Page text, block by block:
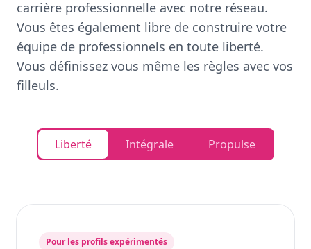
carrière professionnelle avec notre réseau.
Vous êtes également libre de construire votre
équipe de professionnels en toute liberté.
Vous définissez vous même les règles avec vos
filleuls.
Liberté Intégrale Propulse
Pour les profils expérimentés